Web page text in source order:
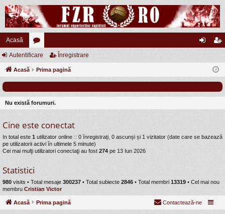
Acasă
or
u
uri
eg
Autentificare Înregistrare
Acasă Prima pagină
Nu există forumuri.
Cine este conectat
In total este 1 utilizator online :: 0 înregistrați, 0 ascunși și 1 vizitator (date care se bazează
pe utilizatorii activi în ultimele 5 minute)
Cei mai mulţi utilizatori conectaţi au fost 274 pe 13 Iun 2026
Statistici
980 visits • Total mesaje 300237 • Total subiecte 2846 • Total membri 13319 • Cel mai nou
membru Cristian Victor
Acasă Prima pagină Contactează-ne